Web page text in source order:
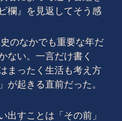
欄』を見返してそう感
のなかでも重要な年だ
ない。一言だけ書く
まったく生活も考え方
が起きる直前だった。
出すことは「その前」